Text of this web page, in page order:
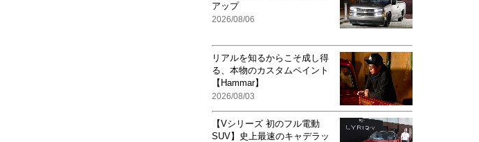
アップ
2026/08/06
リアルを知るからこそ成し得
る、本物のカスタムペイント
【Hammar】
2026/08/03
【Vシリーズ 初のフル電動
SUV】史上最速のキャデラッ